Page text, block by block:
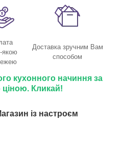
якою
Доставка зручним Вам
способом
кухонного начиння за
Кликай!
із настроєм